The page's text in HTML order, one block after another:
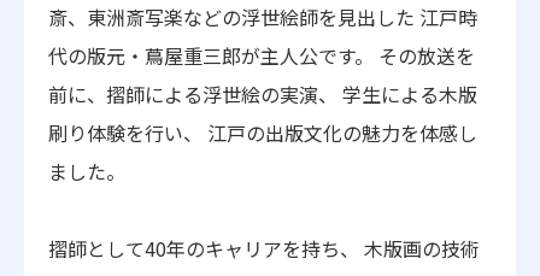
斎、東洲斎写楽などの浮世絵師を見出した 江戸時
代の版元・蔦屋重三郎が主人公です。 その放送を
前に、摺師による浮世絵の実演、 学生による木版
刷り体験を行い、 江戸の出版文化の魅力を体感し
ました。
摺師として40年のキャリアを持ち、 木版画の技術